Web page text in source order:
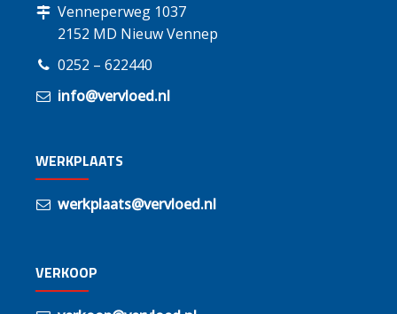
Venneperweg 1037
2152 MD Nieuw Vennep
0252 – 622440
info@vervloed.nl
WERKPLAATS
werkplaats@vervloed.nl
VERKOOP